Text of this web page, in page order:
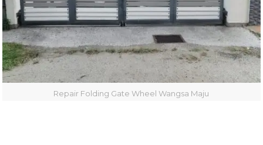
Repair Folding Gate Wheel Wangsa Maju